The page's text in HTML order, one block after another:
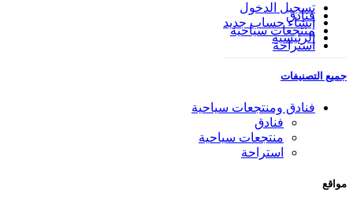
تسجيل الدخول
إنشاء حساب جديد
الرئيسية
فنادق
منتجعات سياحية
استراحة
جميع التصنيفات
فنادق ومنتجعات سياحية
فنادق
منتجعات سياحية
استراحة
مواقع